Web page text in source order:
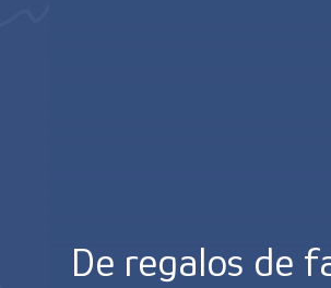
De regalos de